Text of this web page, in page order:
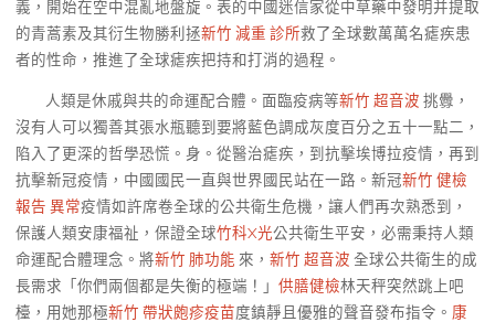
義，開始在空中混亂地盤旋。表的中國迷信家從中草藥中發明并提取
的青蒿素及其衍生物勝利拯新竹 減重 診所救了全球數萬萬名瘧疾患
者的性命，推進了全球瘧疾把持和打消的過程。
人類是休戚與共的命運配合體。面臨疫病等新竹 超音波 挑釁，
沒有人可以獨善其張水瓶聽到要將藍色調成灰度百分之五十一點二，
陷入了更深的哲學恐慌。身。從醫治瘧疾，到抗擊埃博拉疫情，再到
抗擊新冠疫情，中國國民一直與世界國民站在一路。新冠新竹 健檢
報告 異常疫情如許席卷全球的公共衛生危機，讓人們再次熟悉到，
保護人類安康福祉，保證全球竹科X光公共衛生平安，必需秉持人類
命運配合體理念。將新竹 肺功能 來， 新竹 超音波 全球公共衛生的成
長需求「你們兩個都是失衡的極端！」 供膳健檢林天秤突然跳上吧
檯，用她那極新竹 帶狀皰疹疫苗度鎮靜且優雅的聲音發布指令。 康